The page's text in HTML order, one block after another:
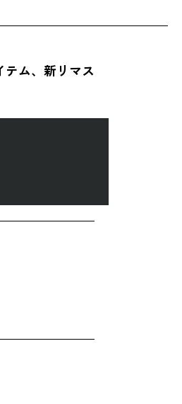
テム、新リマス